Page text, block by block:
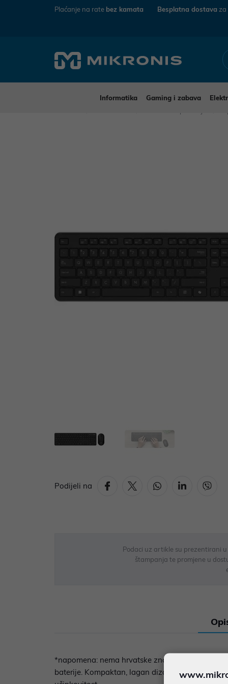
Plaćanje na rate bez kamata Besplatna dostava
Informatika Gaming i zabava
Podijeli na
Podaci uz artikle su prezentirani
štampanja te promjene u
*napomena: nema hrvatske znakove ASUS
baterije. Kompaktan, lagan dizajn i laserski